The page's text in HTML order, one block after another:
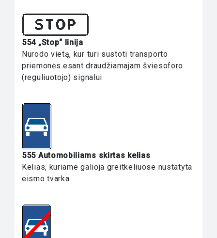
554 „Stop“ linija
Nurodo vietą, kur turi sustoti transporto
priemonės esant draudžiamajam šviesoforo
(reguliuotojo) signalui
555 Automobiliams skirtas kelias
Kelias, kuriame galioja greitkeliuose nustatyta
eismo tvarka